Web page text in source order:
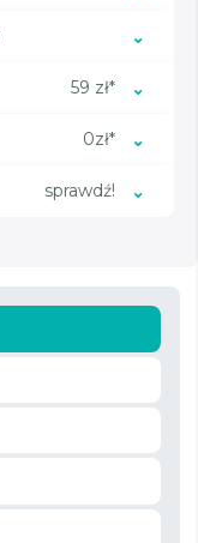
59 zł*
0zł*
sprawdź!